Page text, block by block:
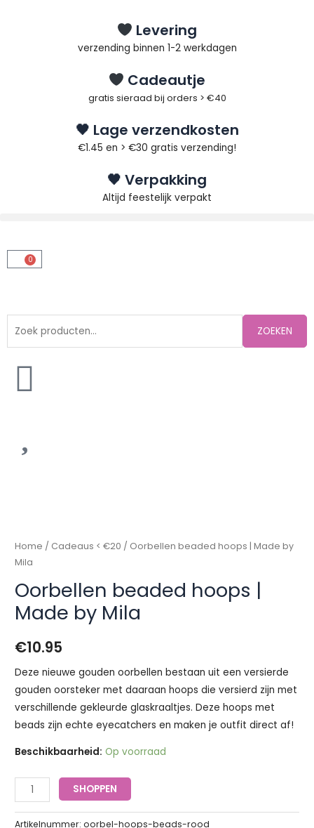
Levering
verzending binnen 1-2 werkdagen
Cadeautje
gratis sieraad bij orders > €40
🖤 Lage verzendkosten
€1.45 en > €30 gratis verzending!
🖤 Verpakking
Altijd feestelijk verpakt
0
Winkelwagen
ZOEKEN
Home / Cadeaus < €20 / Oorbellen beaded hoops | Made by
Mila
Oorbellen beaded hoops |
Made by Mila
€10.95
Deze nieuwe gouden oorbellen bestaan uit een versierde
gouden oorsteker met daaraan hoops die versierd zijn met
verschillende gekleurde glaskraaltjes. Deze hoops met
beads zijn echte eyecatchers en maken je outfit direct af!
Beschikbaarheid: Op voorraad
|
Made
Mila
aantal
SHOPPEN
Artikelnummer:oorbel-hoops-beads-rood